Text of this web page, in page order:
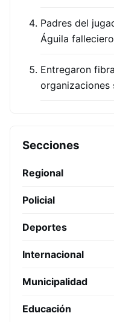
Padres del
Águila
Entregaron
organizaciones
Secciones
Regional
Policial
Deportes
Internacional
Municipalidad
Educación